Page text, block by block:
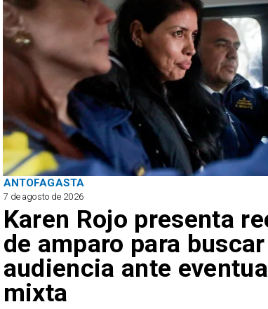
ANTOFAGASTA
7 de agosto de 2026
Karen Rojo presenta
de amparo para buscar
audiencia ante
mixta